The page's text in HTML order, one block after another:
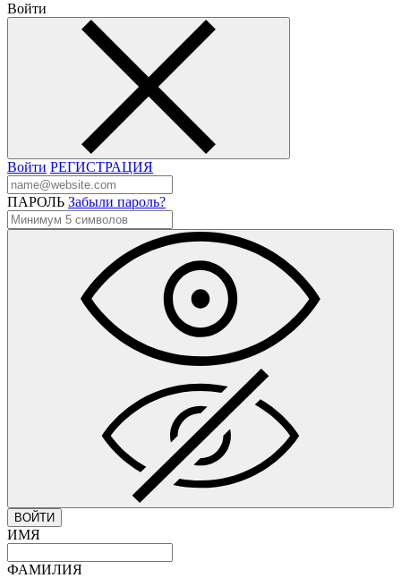
Войти
Войти РЕГИСТРАЦИЯ
ПАРОЛЬ Забыли пароль?
ВОЙТИ
ИМЯ
ФАМИЛИЯ